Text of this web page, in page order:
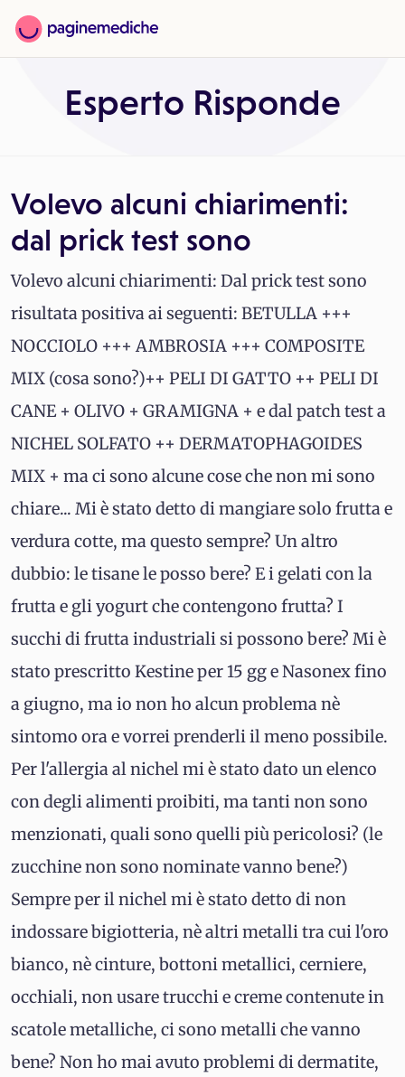
Esperto Risponde
Volevo alcuni chiarimenti:
dal prick test sono
Volevo alcuni chiarimenti: Dal prick test sono
risultata positiva ai seguenti: BETULLA +++
NOCCIOLO +++ AMBROSIA +++ COMPOSITE
MIX (cosa sono?)++ PELI DI GATTO ++ PELI DI
CANE + OLIVO + GRAMIGNA + e dal patch test a
NICHEL SOLFATO ++ DERMATOPHAGOIDES
MIX + ma ci sono alcune cose che non mi sono
chiare... Mi è stato detto di mangiare solo frutta e
verdura cotte, ma questo sempre? Un altro
dubbio: le tisane le posso bere? E i gelati con la
frutta e gli yogurt che contengono frutta? I
succhi di frutta industriali si possono bere? Mi è
stato prescritto Kestine per 15 gg e Nasonex fino
a giugno, ma io non ho alcun problema nè
sintomo ora e vorrei prenderli il meno possibile.
Per l'allergia al nichel mi è stato dato un elenco
con degli alimenti proibiti, ma tanti non sono
menzionati, quali sono quelli più pericolosi? (le
zucchine non sono nominate vanno bene?)
Sempre per il nichel mi è stato detto di non
indossare bigiotteria, nè altri metalli tra cui l'oro
bianco, nè cinture, bottoni metallici, cerniere,
occhiali, non usare trucchi e creme contenute in
scatole metalliche, ci sono metalli che vanno
bene? Non ho mai avuto problemi di dermatite,